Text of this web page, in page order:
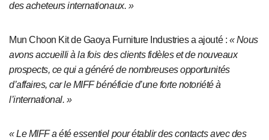
des acheteurs internationaux. »
Mun Choon Kit de Gaoya Furniture Industries a ajouté : « Nous
avons accueilli à la fois des clients fidèles et de nouveaux
prospects, ce qui a généré de nombreuses opportunités
d’affaires, car le MIFF bénéficie d’une forte notoriété à
l’international. »
« Le MIFF a été essentiel pour établir des contacts avec des